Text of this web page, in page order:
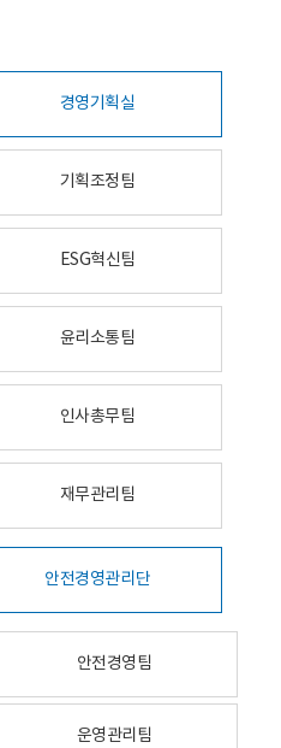
경영기획실
기획조정팀
ESG혁신팀
윤리소통팀
인사총무팀
재무관리팀
안전경영관리단
안전경영팀
운영관리팀